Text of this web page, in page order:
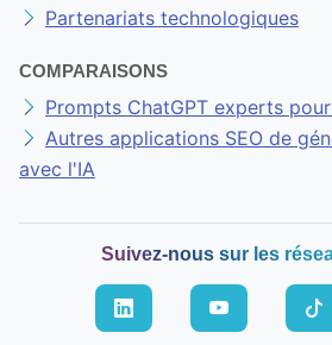
Partenariats technologiques
COMPARAISONS
Prompts ChatGPT experts
Autres applications SEO de
avec l'IA
Suivez-nous sur les